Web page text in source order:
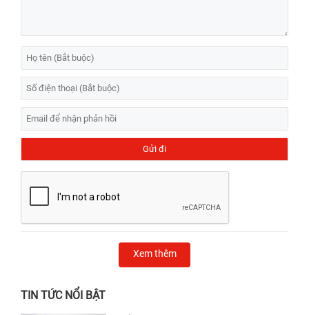
Xem thêm
TIN TỨC NỔI BẬT